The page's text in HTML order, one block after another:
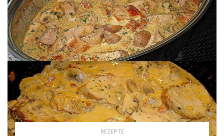
REZEPTE